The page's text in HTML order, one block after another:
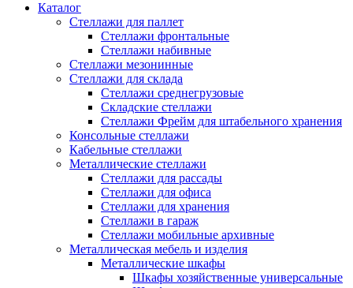
Каталог
Стеллажи для паллет
Стеллажи фронтальные
Стеллажи набивные
Стеллажи мезонинные
Стеллажи для склада
Стеллажи среднегрузовые
Складские стеллажи
Стеллажи Фрейм для штабельного хранения
Консольные стеллажи
Кабельные стеллажи
Металлические стеллажи
Стеллажи для рассады
Стеллажи для офиса
Стеллажи для хранения
Стеллажи в гараж
Стеллажи мобильные архивные
Металлическая мебель и изделия
Металлические шкафы
Шкафы хозяйственные универсальные